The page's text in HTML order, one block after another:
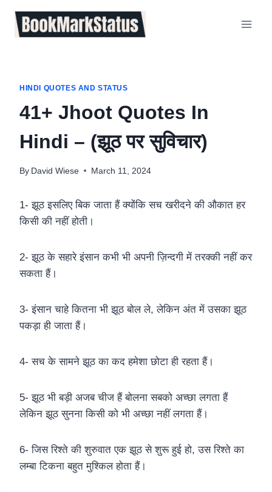
content
HINDI QUOTES AND STATUS
41+ Jhoot Quotes In
Hindi – (झूठ पर सुविचार)
By David Wiese March 11, 2024
1- झूठ इसलिए बिक जाता हैं क्योंकि सच खरीदने की औकात हर
किसी की नहीं होती।
2- झूठ के सहारे इंसान कभी भी अपनी ज़िन्दगी में तरक्की नहीं कर
सकता हैं।
3- इंसान चाहे कितना भी झूठ बोल ले, लेकिन अंत में उसका झूठ
पकड़ा ही जाता हैं।
4- सच के सामने झूठ का कद हमेशा छोटा ही रहता हैं।
5- झूठ भी बड़ी अजब चीज हैं बोलना सबको अच्छा लगता हैं
लेकिन झूठ सुनना किसी को भी अच्छा नहीं लगता हैं।
6- जिस रिश्ते की शुरुवात एक झूठ से शुरू हुई हो, उस रिश्ते का
लम्बा टिकना बहुत मुश्किल होता हैं।